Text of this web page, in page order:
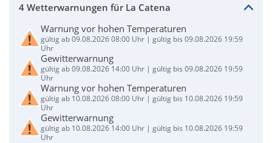
4 Wetterwarnungen für La Catena
Warnung vor hohen Temperaturen
gültig ab 09.08.2026 08:00 Uhr | gültig bis 09.08.2026 19:59
Uhr
Gewitterwarnung
gültig ab 09.08.2026 14:00 Uhr | gültig bis 09.08.2026 19:59
Uhr
Warnung vor hohen Temperaturen
gültig ab 10.08.2026 08:00 Uhr | gültig bis 10.08.2026 19:59
Uhr
Gewitterwarnung
gültig ab 10.08.2026 14:00 Uhr | gültig bis 10.08.2026 19:59
Uhr